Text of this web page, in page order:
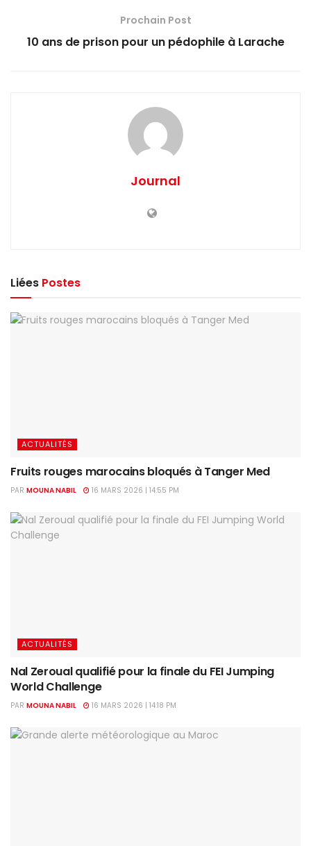
Prochain Post
10 ans de prison pour un pédophile à Larache
Journal
Liées Postes
ACTUALITÉS
Fruits rouges marocains bloqués à Tanger Med
PAR MOUNA NABIL 16 MARS 2026 | 14:55 PM
ACTUALITÉS
Nal Zeroual qualifié pour la finale du FEI Jumping
World Challenge
PAR MOUNA NABIL 16 MARS 2026 | 14:18 PM